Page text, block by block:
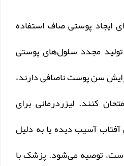
ایجاد پوستی صاف استفاده
مجدد سلول‌های پوستی
سن پوست ناصافی دارند،
کنند. لیزردرمانی برای
آسیب دیده یا به دلیل
توصیه می‌شود. پزشک با